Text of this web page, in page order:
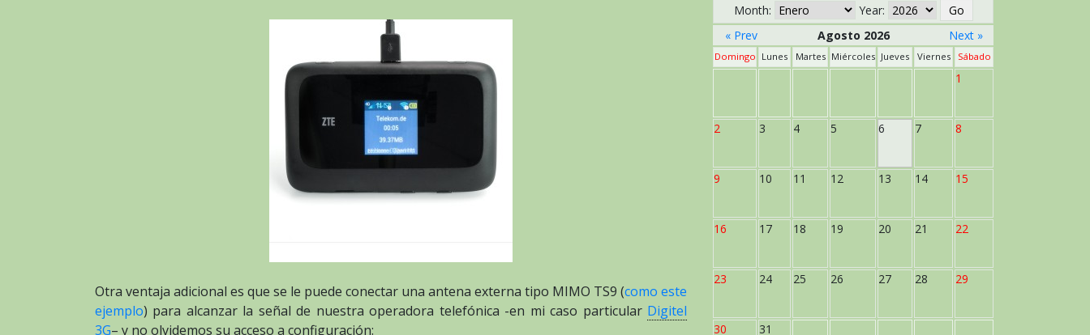
Otra ventaja adicional es que se le puede conectar una antena externa tipo MIMO TS9 (como este
ejemplo) para alcanzar la señal de nuestra operadora telefónica -en mi caso particular Digitel
3G– y no olvidemos su acceso a configuración:
Month:
Year:
« Prev
Agosto 2026 Next »
Domingo Lunes Martes Miércoles Jueves Viernes Sábado
1
2 3 4 5 6 7 8
9 10 11 12 13 14 15
16 17 18 19 20 21 22
23 24 25 26 27 28 29
30 31